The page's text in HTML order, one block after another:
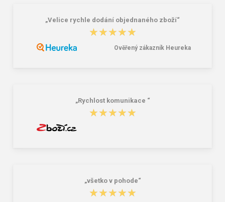
„Velice rychle dodání objednaného zboží“
★★★★★
★★★★★
Ověřený zákazník Heureka
„Rychlost komunikace “
★★★★★
★★★★★
„všetko v pohode“
★★★★★
★★★★★